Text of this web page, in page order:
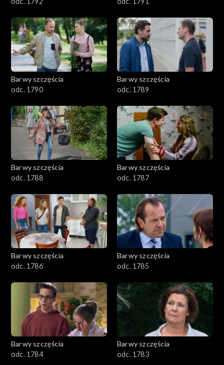
1501–1600
1401–1500
1301–1400
1101–1200
1001–1100
901–1000
801–900
782–800
Barwy szczęścia
odc. 1790
Barwy szczęścia
odc. 1789
Barwy szczęścia
odc. 1788
Barwy szczęścia
odc. 1787
Barwy szczęścia
odc. 1786
Barwy szczęścia
odc. 1785
Barwy szczęścia
odc. 1784
Barwy szczęścia
odc. 1783